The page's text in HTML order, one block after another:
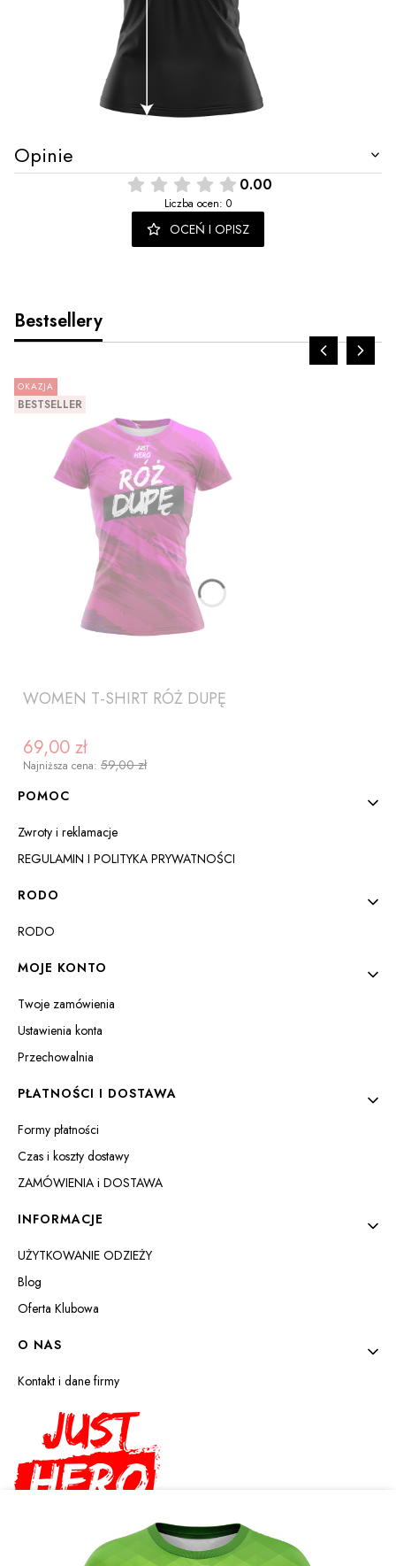
Opinie
0.00
Liczba ocen: 0
OCEŃ I OPISZ
Bestsellery
OKAZJA
BESTSELLER
WOMEN T-SHIRT RÓŻ DUPĘ
Cena promocyjna
69,00 zł
Najniższa cena: 59,00 zł
Linki w stopce
POMOC
Zwroty i reklamacje
REGULAMIN I POLITYKA PRYWATNOŚCI
RODO
RODO
MOJE KONTO
Twoje zamówienia
Ustawienia konta
Przechowalnia
PŁATNOŚCI I DOSTAWA
Formy płatności
Czas i koszty dostawy
ZAMÓWIENIA i DOSTAWA
INFORMACJE
UŻYTKOWANIE ODZIEŻY
Blog
Oferta Klubowa
O NAS
Kontakt i dane firmy